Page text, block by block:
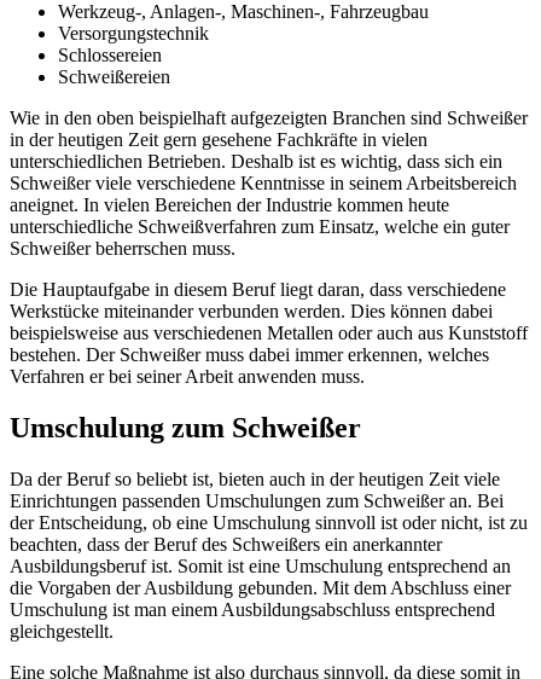
Werkzeug-, Anlagen-, Maschinen-, Fahrzeugbau
Versorgungstechnik
Schlossereien
Schweißereien
Wie in den oben beispielhaft aufgezeigten Branchen sind Schweißer
in der heutigen Zeit gern gesehene Fachkräfte in vielen
unterschiedlichen Betrieben. Deshalb ist es wichtig, dass sich ein
Schweißer viele verschiedene Kenntnisse in seinem Arbeitsbereich
aneignet. In vielen Bereichen der Industrie kommen heute
unterschiedliche Schweißverfahren zum Einsatz, welche ein guter
Schweißer beherrschen muss.
Die Hauptaufgabe in diesem Beruf liegt daran, dass verschiedene
Werkstücke miteinander verbunden werden. Dies können dabei
beispielsweise aus verschiedenen Metallen oder auch aus Kunststoff
bestehen. Der Schweißer muss dabei immer erkennen, welches
Verfahren er bei seiner Arbeit anwenden muss.
Umschulung zum Schweißer
Da der Beruf so beliebt ist, bieten auch in der heutigen Zeit viele
Einrichtungen passenden Umschulungen zum Schweißer an. Bei
der Entscheidung, ob eine Umschulung sinnvoll ist oder nicht, ist zu
beachten, dass der Beruf des Schweißers ein anerkannter
Ausbildungsberuf ist. Somit ist eine Umschulung entsprechend an
die Vorgaben der Ausbildung gebunden. Mit dem Abschluss einer
Umschulung ist man einem Ausbildungsabschluss entsprechend
gleichgestellt.
Eine solche Maßnahme ist also durchaus sinnvoll, da diese somit in